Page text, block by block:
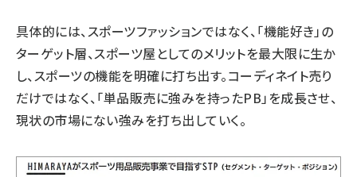
具体的には、スポーツファッションではなく、「機能好き」の
ターゲット層、スポーツ屋としてのメリットを最大限に生か
し、スポーツの機能を明確に打ち出す。コーディネイト売り
だけではなく、「単品販売に強みを持ったPB」を成長させ、
現状の市場にない強みを打ち出していく。